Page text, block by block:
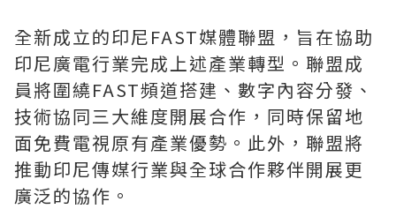
全新成立的印尼FAST媒體聯盟，旨在協助
印尼廣電行業完成上述產業轉型。聯盟成
員將圍繞FAST頻道搭建、數字內容分發、
技術協同三大維度開展合作，同時保留地
面免費電視原有產業優勢。此外，聯盟將
推動印尼傳媒行業與全球合作夥伴開展更
廣泛的協作。